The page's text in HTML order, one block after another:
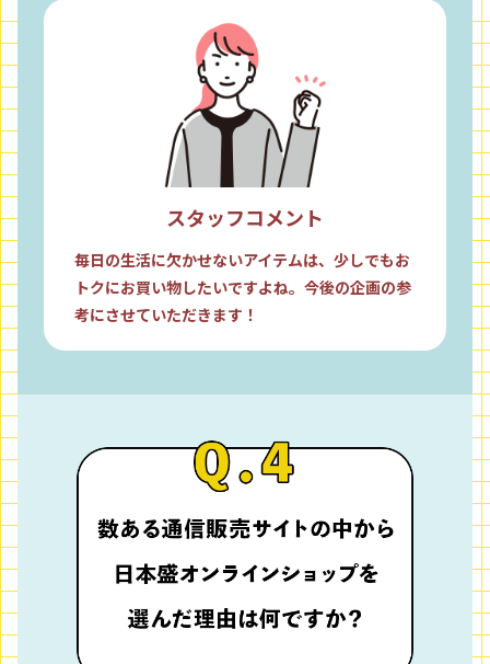
スタッフコメント
毎日の生活に欠かせないアイテムは、少しでもお
トクにお買い物したいですよね。今後の企画の参
考にさせていただきます！